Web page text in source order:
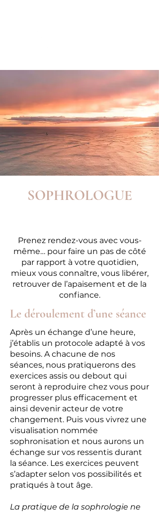
SOPHROLOGUE
Prenez rendez-vous avec vous-
même… pour faire un pas de côté
par rapport à votre quotidien,
mieux vous connaître, vous libérer,
retrouver de l’apaisement et de la
confiance.
Le déroulement d’une séance
Après un échange d’une heure,
j’établis un protocole adapté à vos
besoins. A chacune de nos
séances, nous pratiquerons des
exercices assis ou debout qui
seront à reproduire chez vous pour
progresser plus efficacement et
ainsi devenir acteur de votre
changement. Puis vous vivrez une
visualisation nommée
sophronisation et nous aurons un
échange sur vos ressentis durant
la séance. Les exercices peuvent
s’adapter selon vos possibilités et
pratiqués à tout âge.
La pratique de la sophrologie ne